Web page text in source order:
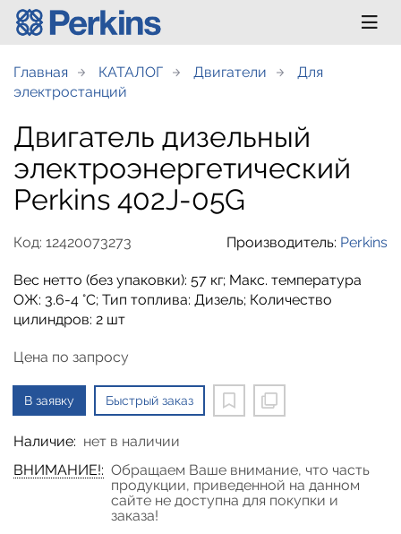
Главная КАТАЛОГ Двигатели
Для
электростанций
Двигатель дизельный
электроэнергетический
Perkins 402J-05G
Код: 12420073273 Производитель: Perkins
Вес нетто (без упаковки): 57 кг; Макс. температура
ОЖ: 3.6-4 °C; Тип топлива: Дизель; Количество
цилиндров: 2 шт
Цена по запросу
В заявку Быстрый заказ
Наличие: нет в наличии
ВНИМАНИЕ!: Обращаем Ваше внимание, что часть
продукции, приведенной на данном
сайте не доступна для покупки и
заказа!